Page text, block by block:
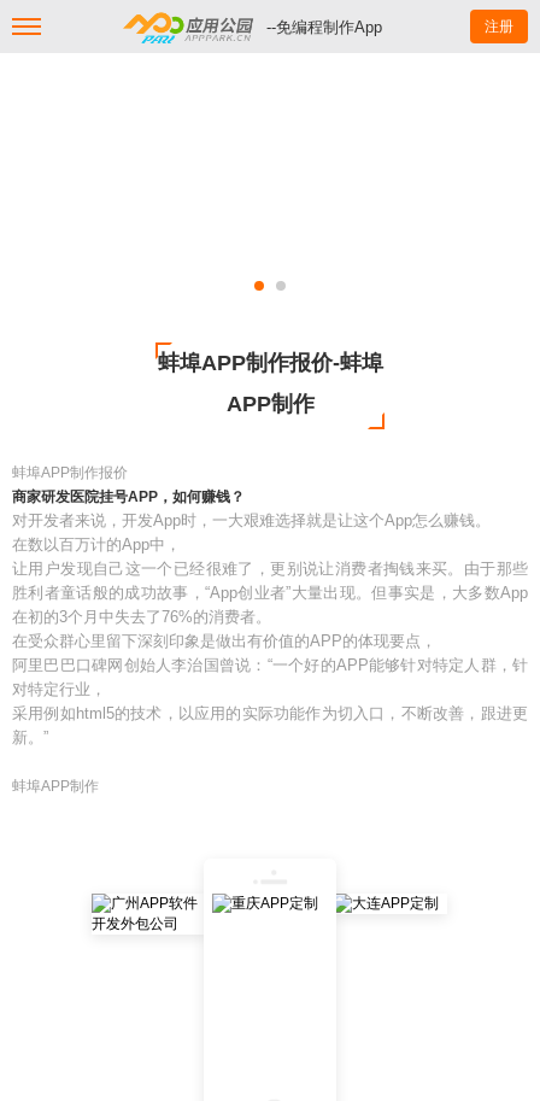
--免编程制作App 注册
蚌埠APP制作报价-蚌埠
APP制作
蚌埠APP制作报价
商家研发医院挂号APP，如何赚钱？
对开发者来说，开发App时，一大艰难选择就是让这个App怎么赚钱。
在数以百万计的App中，
让用户发现自己这一个已经很难了，更别说让消费者掏钱来买。由于那些
胜利者童话般的成功故事，“App创业者”大量出现。但事实是，大多数App
在初的3个月中失去了76%的消费者。
在受众群心里留下深刻印象是做出有价值的APP的体现要点，
阿里巴巴口碑网创始人李治国曾说：“一个好的APP能够针对特定人群，针
对特定行业，
采用例如html5的技术，以应用的实际功能作为切入口，不断改善，跟进更
新。”
蚌埠APP制作